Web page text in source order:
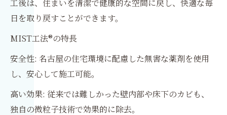
工後は、住まいを清潔で健康的な空間に戻し、快適な毎
日を取り戻すことができます。
MIST工法®の特長
安全性: 名古屋の住宅環境に配慮した無害な薬剤を使用
し、安心して施工可能。
高い効果: 従来では難しかった壁内部や床下のカビも、
独自の微粒子技術で効果的に除去。